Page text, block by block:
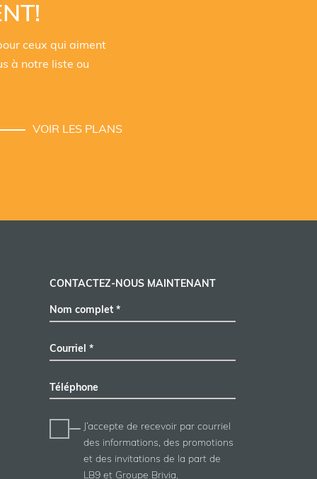
ceux qui aiment
à notre liste ou
VOIR LES PLANS
CONTACTEZ-NOUS MAINTENANT
Nom complet *
Courriel *
Téléphone
J’accepte de recevoir par courriel
des informations, des promotions
et des invitations de la part de
LB9 et Groupe Brivia.